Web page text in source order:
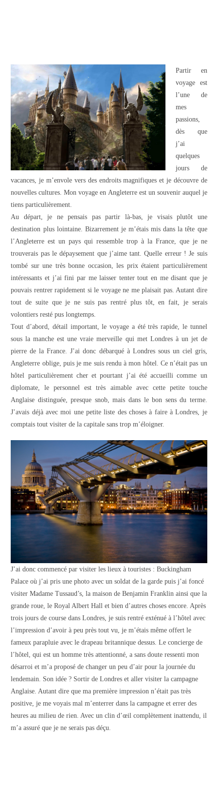
Partir en
voyage est
l’une de
mes
passions,
dès que
j’ai
quelques
jours de
vacances, je m’envole vers des endroits magnifiques et je découvre de
nouvelles cultures. Mon voyage en Angleterre est un souvenir auquel je
tiens particulièrement.
Au départ, je ne pensais pas partir là-bas, je visais plutôt une
destination plus lointaine. Bizarrement je m’étais mis dans la tête que
l’Angleterre est un pays qui ressemble trop à la France, que je ne
trouverais pas le dépaysement que j’aime tant. Quelle erreur ! Je suis
tombé sur une très bonne occasion, les prix étaient particulièrement
intéressants et j’ai fini par me laisser tenter tout en me disant que je
pouvais rentrer rapidement si le voyage ne me plaisait pas. Autant dire
tout de suite que je ne suis pas rentré plus tôt, en fait, je serais
volontiers resté pus longtemps.
Tout d’abord, détail important, le voyage a été très rapide, le tunnel
sous la manche est une vraie merveille qui met Londres à un jet de
pierre de la France. J’ai donc débarqué à Londres sous un ciel gris,
Angleterre oblige, puis je me suis rendu à mon hôtel. Ce n’était pas un
hôtel particulièrement cher et pourtant j’ai été accueilli comme un
diplomate, le personnel est très aimable avec cette petite touche
Anglaise distinguée, presque snob, mais dans le bon sens du terme.
J’avais déjà avec moi une petite liste des choses à faire à Londres, je
comptais tout visiter de la capitale sans trop m’éloigner.
J’ai donc commencé par visiter les lieux à touristes : Buckingham
Palace où j’ai pris une photo avec un soldat de la garde puis j’ai foncé
visiter Madame Tussaud’s, la maison de Benjamin Franklin ainsi que la
grande roue, le Royal Albert Hall et bien d’autres choses encore. Après
trois jours de course dans Londres, je suis rentré exténué à l’hôtel avec
l’impression d’avoir à peu près tout vu, je m’étais même offert le
fameux parapluie avec le drapeau britannique dessus. Le concierge de
l’hôtel, qui est un homme très attentionné, a sans doute ressenti mon
désarroi et m’a proposé de changer un peu d’air pour la journée du
lendemain. Son idée ? Sortir de Londres et aller visiter la campagne
Anglaise. Autant dire que ma première impression n’était pas très
positive, je me voyais mal m’enterrer dans la campagne et errer des
heures au milieu de rien. Avec un clin d’œil complètement inattendu, il
m’a assuré que je ne serais pas déçu.